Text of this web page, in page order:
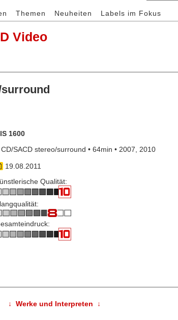
Themen Neuheiten Labels im Fokus
Video
1600
CD/SACD stereo/surround • 64min • 2007, 2010
19.08.2011
Qualität:
↓ Werke und Interpreten ↓